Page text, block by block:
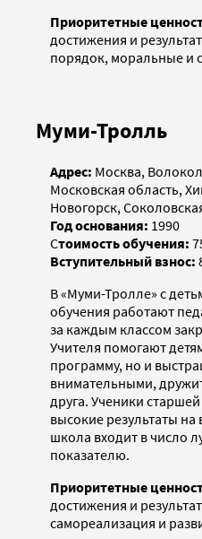
Приоритетные
достижения и
порядок, моральные и
Муми-Тролль
Адрес: Москва,
Московская область,
Новогорск,
Год основания: 1990
Стоимость обучения:
Вступительный взнос:
В «Муми-Тролле» с
обучения работают
за каждым классом
Учителя помогают
программу, но и
внимательными,
друга. Ученики
высокие результаты
школа входит в число
показателю.
Приоритетные
достижения и
самореализация и